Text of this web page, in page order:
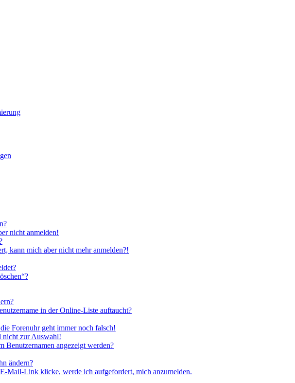
nicht anmelden!
kann mich aber nicht mehr anmelden?!
in der Online-Liste auftaucht?
Forenuhr geht immer noch falsch!
nicht zur Auswahl!
Benutzernamen angezeigt werden?
ändern?
Mail-Link klicke, werde ich aufgefordert, mich anzumelden.